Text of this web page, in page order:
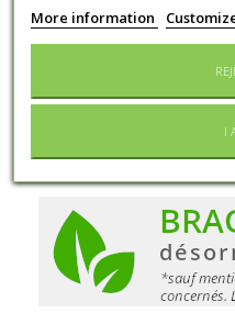
Preservation Keep
Metal
More information
I